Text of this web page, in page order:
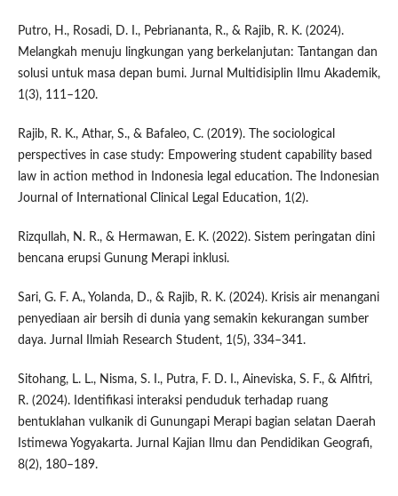
Putro, H., Rosadi, D. I., Pebriananta, R., & Rajib, R. K. (2024).
Melangkah menuju lingkungan yang berkelanjutan: Tantangan dan
solusi untuk masa depan bumi. Jurnal Multidisiplin Ilmu Akademik,
1(3), 111–120.
Rajib, R. K., Athar, S., & Bafaleo, C. (2019). The sociological
perspectives in case study: Empowering student capability based
law in action method in Indonesia legal education. The Indonesian
Journal of International Clinical Legal Education, 1(2).
Rizqullah, N. R., & Hermawan, E. K. (2022). Sistem peringatan dini
bencana erupsi Gunung Merapi inklusi.
Sari, G. F. A., Yolanda, D., & Rajib, R. K. (2024). Krisis air menangani
penyediaan air bersih di dunia yang semakin kekurangan sumber
daya. Jurnal Ilmiah Research Student, 1(5), 334–341.
Sitohang, L. L., Nisma, S. I., Putra, F. D. I., Aineviska, S. F., & Alfitri,
R. (2024). Identifikasi interaksi penduduk terhadap ruang
bentuklahan vulkanik di Gunungapi Merapi bagian selatan Daerah
Istimewa Yogyakarta. Jurnal Kajian Ilmu dan Pendidikan Geografi,
8(2), 180–189.